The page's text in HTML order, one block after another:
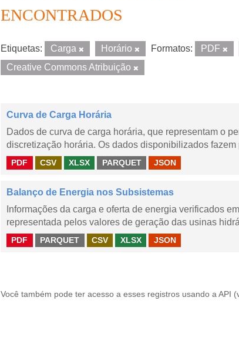
ENCONTRADOS
Etiquetas: Carga Horário Formatos: PDF
Creative Commons Atribuição
Curva de Carga Horária
Dados de curva de carga horária, que representam o
discretização horária. Os dados disponibilizados fazem
PDF CSV XLSX PARQUET JSON
Balanço de Energia nos Subsistemas
Informações da carga e oferta de energia verificados
representada pelos valores de geração das usinas
PDF PARQUET CSV XLSX JSON
Você também pode ter acesso a esses registros usando a API